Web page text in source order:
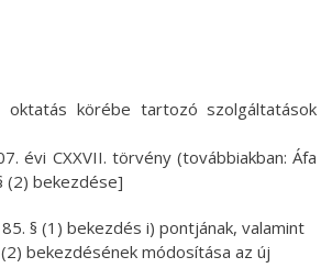
körébe tartozó szolgáltatások
évi CXXVII. törvény (továbbiakban: Áfa
(2) bekezdése]
§ (1) bekezdés i) pontjának, valamint
bekezdésének módosítása az új